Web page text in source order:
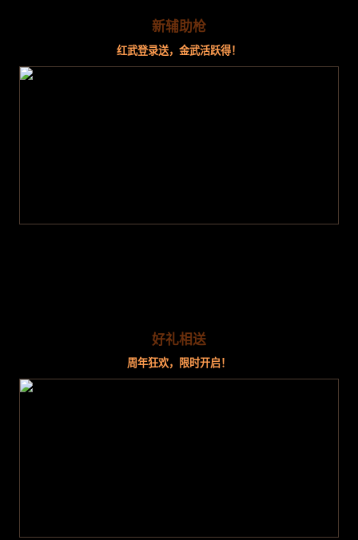
新辅助枪
红武登录送，金武活跃得！
好礼相送
周年狂欢，限时开启！